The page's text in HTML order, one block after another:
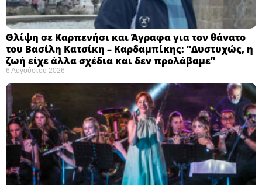
Θλίψη σε Καρπενήσι και Άγραφα για τον θάνατο
του Βασίλη Κατσίκη – Καρδαμπίκης: “Δυστυχώς, η
ζωή είχε άλλα σχέδια και δεν προλάβαμε”
6 Αυγούστου 2026